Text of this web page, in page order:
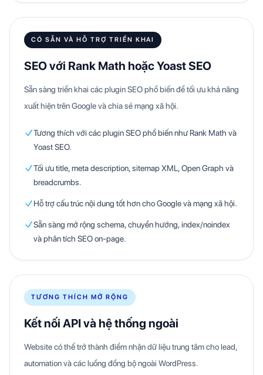
CÓ SẴN VÀ HỖ TRỢ TRIỂN KHAI
SEO với Rank Math hoặc Yoast SEO
Sẵn sàng triển khai các plugin SEO phổ biến để tối ưu khả năng
xuất hiện trên Google và chia sẻ mạng xã hội.
Tương thích với các plugin SEO phổ biến như Rank Math và
Yoast SEO.
Tối ưu title, meta description, sitemap XML, Open Graph và
breadcrumbs.
Hỗ trợ cấu trúc nội dung tốt hơn cho Google và mạng xã hội.
Sẵn sàng mở rộng schema, chuyển hướng, index/noindex
và phân tích SEO on-page.
TƯƠNG THÍCH MỞ RỘNG
Kết nối API và hệ thống ngoài
Website có thể trở thành điểm nhận dữ liệu trung tâm cho lead,
automation và các luồng đồng bộ ngoài WordPress.